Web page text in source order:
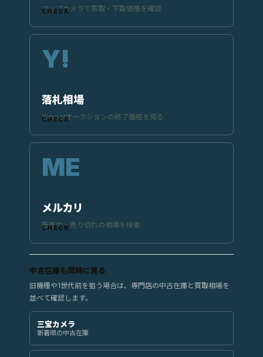
マップカメラで買取・下取価格を確認
落札相場
Yahoo!オークションの終了価格を見る
メルカリ
販売中・売り切れの相場を検索
中古在庫も同時に見る
旧機種や1世代前を狙う場合は、専門店の中古在庫と買取相場を
並べて確認します。
三宝カメラ
新着順の中古在庫